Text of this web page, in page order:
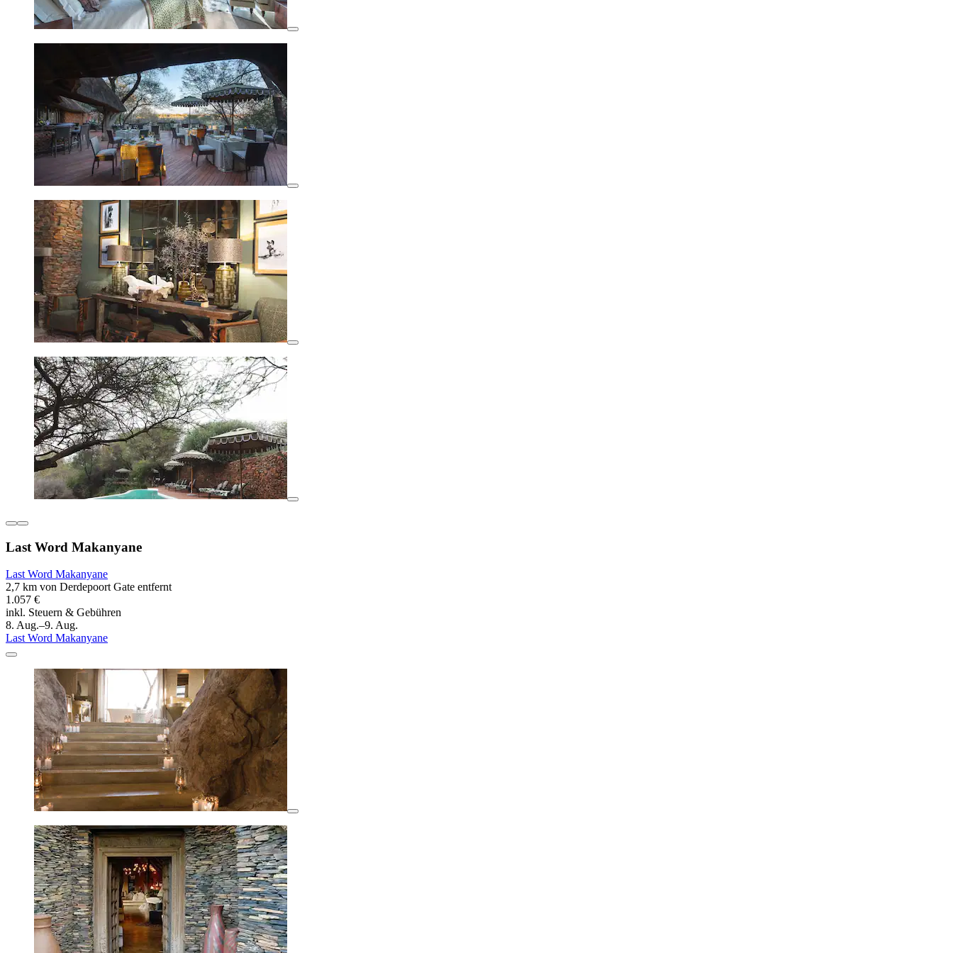
Last Word Makanyane
Last Word Makanyane
2,7 km von Derdepoort Gate entfernt
1.057 €
inkl. Steuern & Gebühren
8. Aug.–9. Aug.
Last Word Makanyane